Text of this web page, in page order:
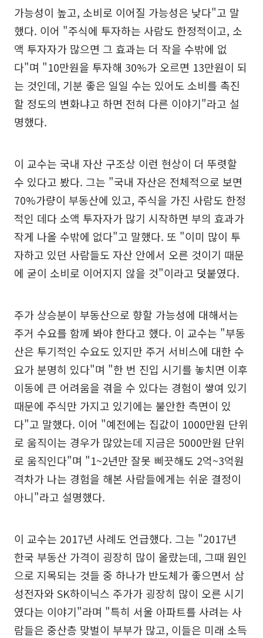
가능성이 높고, 소비로 이어질 가능성은 낮다"고 말
했다. 이어 "주식에 투자하는 사람도 한정적이고, 소
액 투자자가 많으면 그 효과는 더 작을 수밖에 없
다"며 "10만원을 투자해 30%가 오르면 13만원이 되
는 것인데, 기분 좋은 일일 수는 있어도 소비를 촉진
할 정도의 변화냐고 하면 전혀 다른 이야기"라고 설
명했다.
이 교수는 국내 자산 구조상 이런 현상이 더 뚜렷할
수 있다고 봤다. 그는 "국내 자산은 전체적으로 보면
70%가량이 부동산에 있고, 주식을 가진 사람도 한정
적인 데다 소액 투자자가 많기 시작하면 부의 효과가
작게 나올 수밖에 없다"고 말했다. 또 "이미 많이 투
자하고 있던 사람들도 자산 안에서 오른 것이기 때문
에 굳이 소비로 이어지지 않을 것"이라고 덧붙였다.
주가 상승분이 부동산으로 향할 가능성에 대해서는
주거 수요를 함께 봐야 한다고 했다. 이 교수는 "부동
산은 투기적인 수요도 있지만 주거 서비스에 대한 수
요가 분명히 있다"며 "한 번 진입 시기를 놓치면 이후
이동에 큰 어려움을 겪을 수 있다는 경험이 쌓여 있기
때문에 주식만 가지고 있기에는 불안한 측면이 있
다"고 말했다. 이어 "예전에는 집값이 1000만원 단위
로 움직이는 경우가 많았는데 지금은 5000만원 단위
로 움직인다"며 "1~2년만 잘못 삐끗해도 2억~3억원
격차가 나는 경험을 해본 사람들에게는 쉬운 결정이
아니"라고 설명했다.
이 교수는 2017년 사례도 언급했다. 그는 "2017년
한국 부동산 가격이 굉장히 많이 올랐는데, 그때 원인
으로 지목되는 것들 중 하나가 반도체가 좋으면서 삼
성전자와 SK하이닉스 주가가 굉장히 많이 오른 시기
였다는 이야기"라며 "특히 서울 아파트를 사려는 사
람들은 중산층 맞벌이 부부가 많고, 이들은 미래 소득